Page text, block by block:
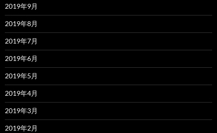
2019年9月
2019年8月
2019年7月
2019年6月
2019年5月
2019年4月
2019年3月
2019年2月